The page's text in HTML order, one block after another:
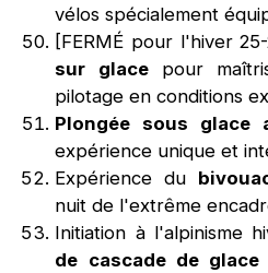
vélos spécialement
[FERMÉ pour l'hiver
sur glacepour
pilotage en conditions
Plongée sous glace
expérience unique et
Expérience du
nuit de l'extrême
Initiation à l'alpinisme
de cascade de glace